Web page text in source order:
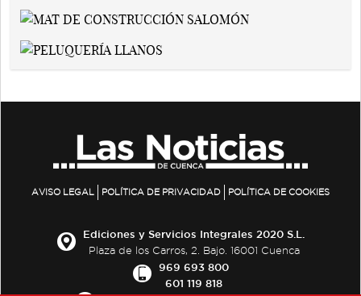
AVISO LEGAL POLÍTICA DE PRIVACIDAD POLÍTICA DE COOKIES
Ediciones y Servicios Integrales 2020 S.L.
Plaza de los Carros, 2. Bajo. 16001 Cuenca
969 693 800
601 119 818